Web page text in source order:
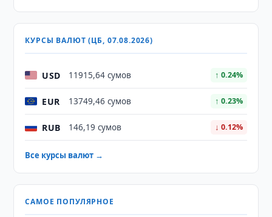
КУРСЫ ВАЛЮТ (ЦБ, 07.08.2026)
USD 11915,64 сумов ↑ 0.24%
EUR 13749,46 сумов ↑ 0.23%
RUB 146,19 сумов ↓ 0.12%
Все курсы валют →
САМОЕ ПОПУЛЯРНОЕ